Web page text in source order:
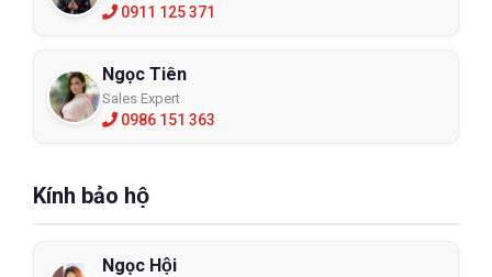
0911 125 371
Ngọc Tiên
Sales Expert
0986 151 363
Kính bảo hộ
Ngọc Hội